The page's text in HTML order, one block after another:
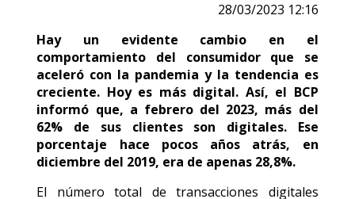
28/03/2023 12:16
Hay un evidente cambio en el
comportamiento del consumidor que se
aceleró con la pandemia y la tendencia es
creciente. Hoy es más digital. Así, el BCP
informó que, a febrero del 2023, más del
62% de sus clientes son digitales. Ese
porcentaje hace pocos años atrás, en
diciembre del 2019, era de apenas 28,8%.
El número total de transacciones digitales